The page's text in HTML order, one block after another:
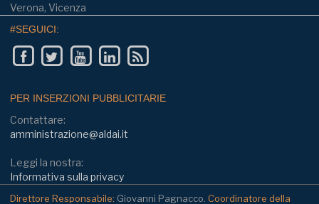
Verona, Vicenza
#SEGUICI:
PER INSERZIONI PUBBLICITARIE
Contattare:
amministrazione@aldai.it
Leggi la nostra:
Informativa sulla privacy
Direttore Responsabile: Giovanni Pagnacco. Coordinatore della